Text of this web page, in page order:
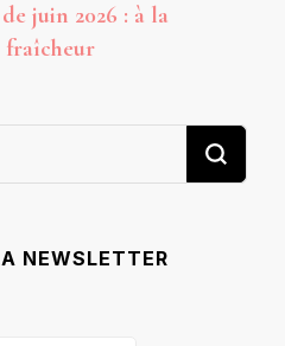
juin 2026 : à la
fraîcheur
NEWSLETTER